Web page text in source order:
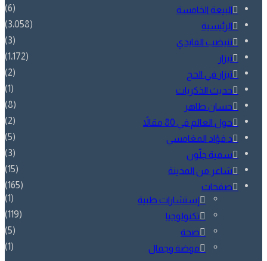
البيعة الخامسة
(6)
الرئيسية
(3٬058)
تنيضب الفايدي
(3)
تيزار
(1٬172)
تيزار في الحج
(2)
حديث الذكريات
(1)
حسان طاهر
(8)
حول العالم في 80 مقالاً
(2)
د.فؤاد المغامسي
(5)
سمية جلّون
(3)
شاعر من المدينة
(15)
صفحات
(165)
إستشارات طبية
(1)
تكنولوجيا
(119)
صحة
(5)
موضة وجمال
(1)